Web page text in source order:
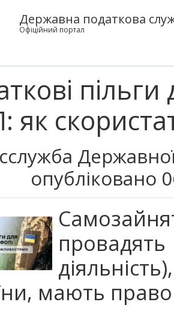
Державна податкова
Офіційний портал
як
опубліковано
мають право